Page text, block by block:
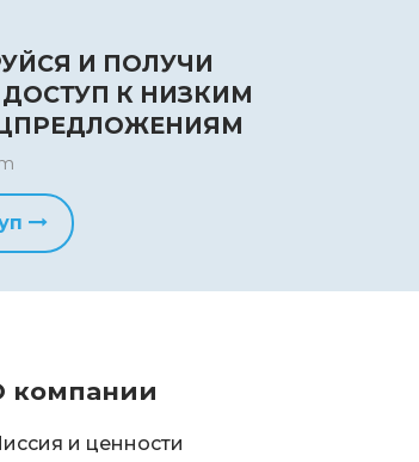
И ПОЛУЧИ
К НИЗКИМ
компании
и ценности